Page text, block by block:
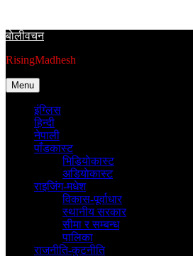
content
बाेलीवचन
RisingMadhesh
Menu
इंग्लिस
हिन्दी
नेपाली
पाँडकास्ट
भिडियाेकास्ट
अडियाेकास्ट
राइजिंग-मधेश
विकास-पूर्वाधार
स्थानीय सरकार
सीमा र सम्बन्ध
पालिका
राजनीति-कुटनीति